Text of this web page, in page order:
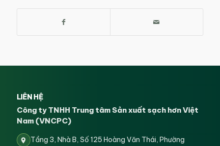
LIÊN HỆ
Công ty TNHH Trung tâm Sản xuất sạch hơn Việt
Nam (VNCPC)
Tầng 3, Nhà B, Số 125 Hoàng Văn Thái, Phường